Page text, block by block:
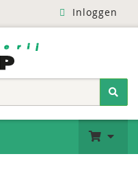
Inloggen